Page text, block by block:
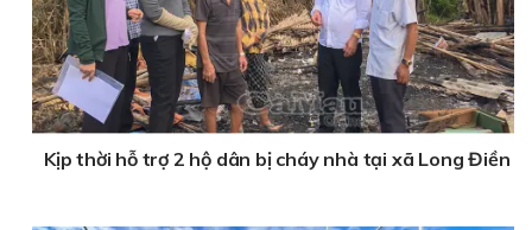
Kịp thời hỗ trợ 2 hộ dân bị cháy nhà tại xã Long Điền